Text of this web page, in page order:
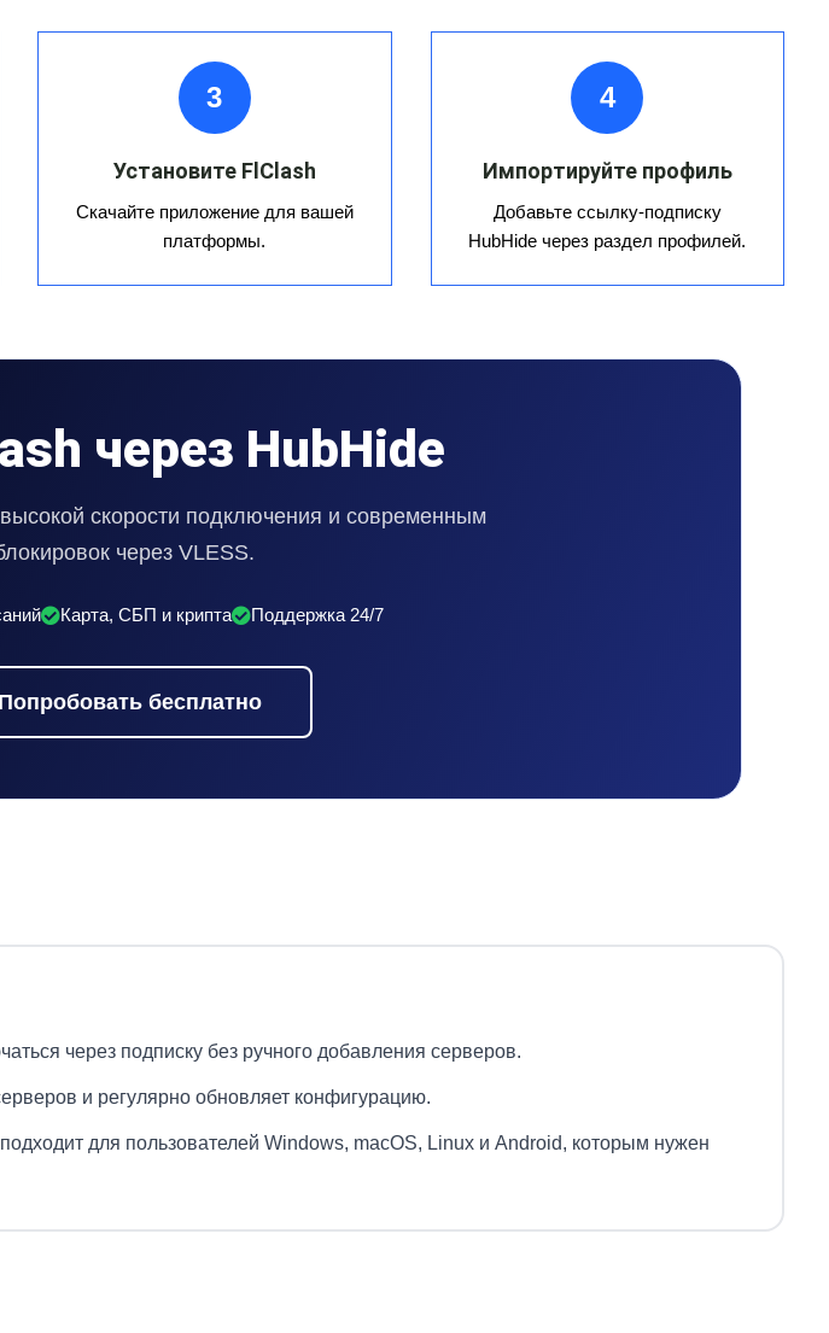
3
Установите FlClash
Скачайте приложение для вашей
платформы.
4
Импортируйте профиль
Добавьте ссылку-подписку
HubHide через раздел профилей.
через HubHide
скорости подключения и современным
через VLESS.
Карта, СБП и крипта Поддержка 24/7
Попробовать бесплатно
через подписку без ручного добавления серверов.
и регулярно обновляет конфигурацию.
для пользователей Windows, macOS, Linux и Android, которым нужен